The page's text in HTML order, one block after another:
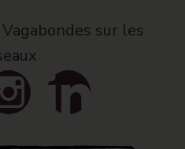
sur les
Instagram